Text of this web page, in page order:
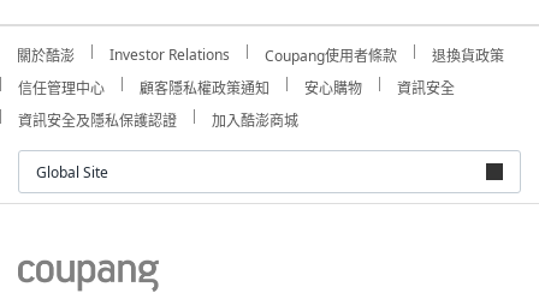
關於酷澎 Investor Relations Coupang使用者條款
退換貨政策
信任管理中心
顧客隱私權政策通知 安心購物
資訊安全
資訊安全及隱私保護認證
加入酷澎商城
Global Site